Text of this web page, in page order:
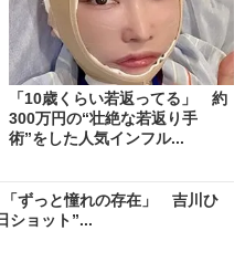
「10歳くらい若返ってる」 約
300万円の“壮絶な若返り手
術”をした人気インフル...
「ずっと憧れの存在」 吉川ひ
ショット”...